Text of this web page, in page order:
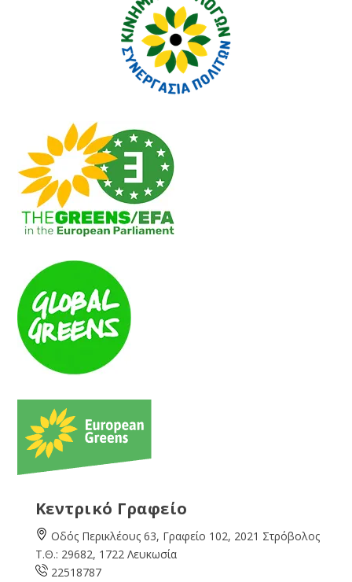
Κεντρικό Γραφείο
Οδός Περικλέους 63, Γραφείο 102, 2021 Στρόβολος
Τ.Θ.: 29682, 1722 Λευκωσία
22518787